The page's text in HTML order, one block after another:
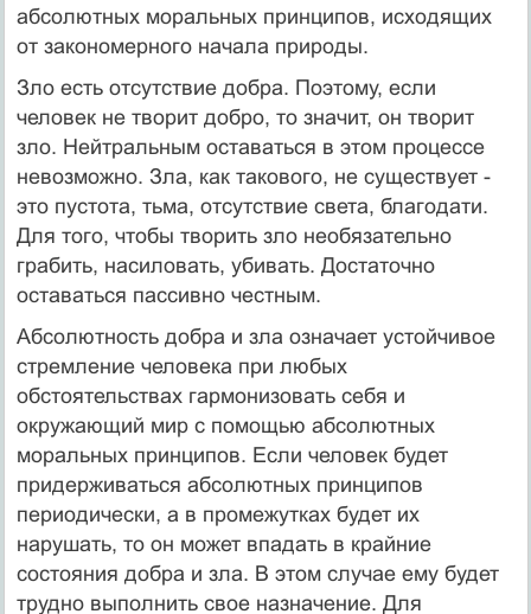
абсолютных моральных принципов, исходящих
от закономерного начала природы.
Зло есть отсутствие добра. Поэтому, если
человек не творит добро, то значит, он творит
зло. Нейтральным оставаться в этом процессе
невозможно. Зла, как такового, не существует -
это пустота, тьма, отсутствие света, благодати.
Для того, чтобы творить зло необязательно
грабить, насиловать, убивать. Достаточно
оставаться пассивно честным.
Абсолютность добра и зла означает устойчивое
стремление человека при любых
обстоятельствах гармонизовать себя и
окружающий мир с помощью абсолютных
моральных принципов. Если человек будет
придерживаться абсолютных принципов
периодически, а в промежутках будет их
нарушать, то он может впадать в крайние
состояния добра и зла. В этом случае ему будет
трудно выполнить свое назначение. Для